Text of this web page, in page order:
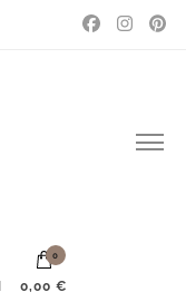
0
0,00 €